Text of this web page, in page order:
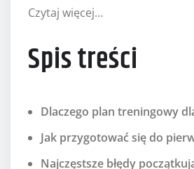
Czytaj więcej…
Spis treści
Dlaczego plan treningowy
Jak przygotować się do
Najczęstsze błędy